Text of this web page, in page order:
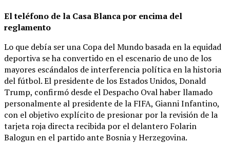
El teléfono de la Casa Blanca por encima del
reglamento
Lo que debía ser una Copa del Mundo basada en la equidad
deportiva se ha convertido en el escenario de uno de los
mayores escándalos de interferencia política en la historia
del fútbol. El presidente de los Estados Unidos, Donald
Trump, confirmó desde el Despacho Oval haber llamado
personalmente al presidente de la FIFA, Gianni Infantino,
con el objetivo explícito de presionar por la revisión de la
tarjeta roja directa recibida por el delantero Folarin
Balogun en el partido ante Bosnia y Herzegovina.